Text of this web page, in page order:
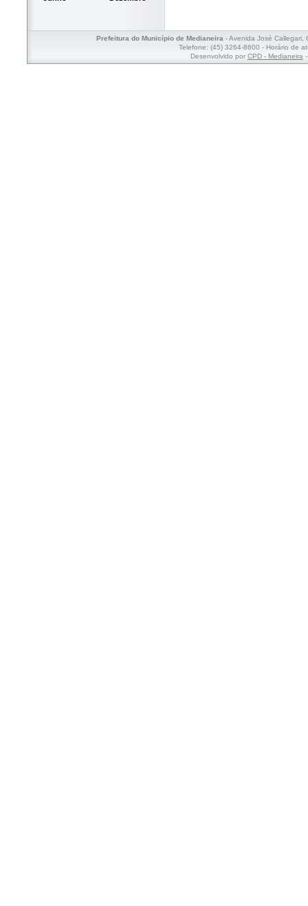
Prefeitura do Município de Medianeira- Avenida José Callegari,
Telefone: (45) 3264-8600 - Horário de
Desenvolvido por CPD - Medianeira-